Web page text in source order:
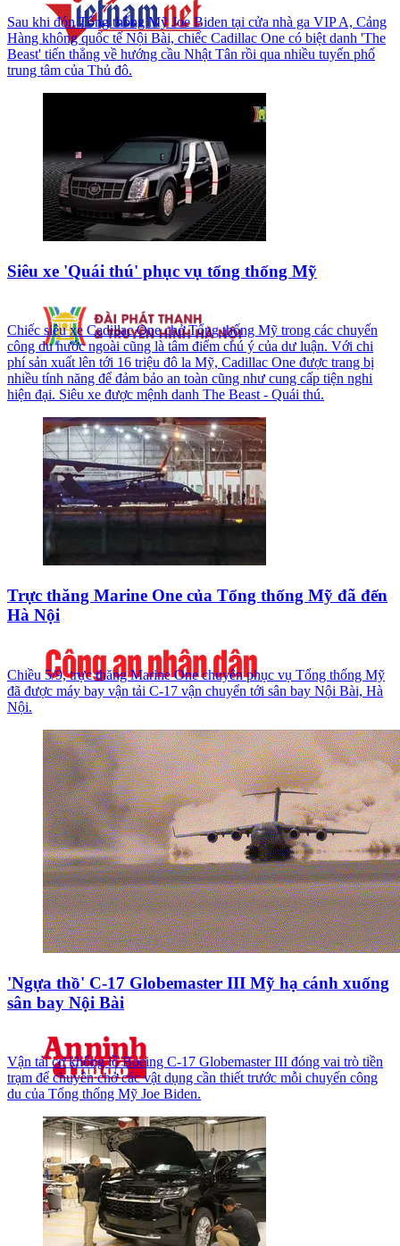
Sau khi đón Tổng thống Mỹ Joe Biden tại cửa nhà ga VIP A, Cảng
Hàng không quốc tế Nội Bài, chiếc Cadillac One có biệt danh 'The
Beast' tiến thẳng về hướng cầu Nhật Tân rồi qua nhiều tuyến phố
trung tâm của Thủ đô.
Siêu xe 'Quái thú' phục vụ tổng thống Mỹ
Chiếc siêu xe Cadillac One chở Tổng thống Mỹ trong các chuyến
công du nước ngoài cũng là tâm điểm chú ý của dư luận. Với chi
phí sản xuất lên tới 16 triệu đô la Mỹ, Cadillac One được trang bị
nhiều tính năng để đảm bảo an toàn cũng như cung cấp tiện nghi
hiện đại. Siêu xe được mệnh danh The Beast - Quái thú.
Trực thăng Marine One của Tổng thống Mỹ đã đến
Hà Nội
Chiều 5/9, trực thăng Marine One chuyên phục vụ Tổng thống Mỹ
đã được máy bay vận tải C-17 vận chuyển tới sân bay Nội Bài, Hà
Nội.
'Ngựa thồ' C-17 Globemaster III Mỹ hạ cánh xuống
sân bay Nội Bài
Vận tải cơ khổng lồ Boeing C-17 Globemaster III đóng vai trò tiền
trạm để chuyên chở các vật dụng cần thiết trước mỗi chuyến công
du của Tổng thống Mỹ Joe Biden.